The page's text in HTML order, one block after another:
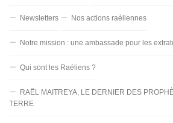
Newsletters Nos actions raéliennes
Notre mission : une ambassade pour les
Qui sont les Raéliens ?
RAËL MAITREYA, LE DERNIER DES
TERRE